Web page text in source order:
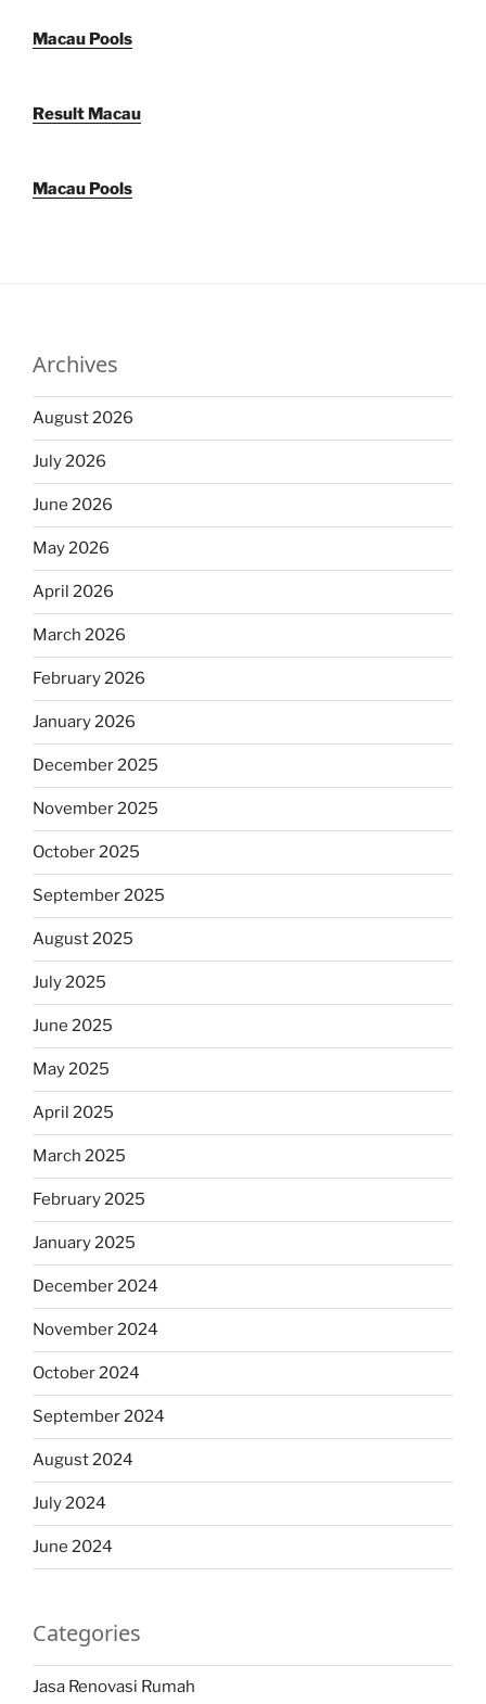
Macau Pools
Result Macau
Macau Pools
Archives
August 2026
July 2026
June 2026
May 2026
April 2026
March 2026
February 2026
January 2026
December 2025
November 2025
October 2025
September 2025
August 2025
July 2025
June 2025
May 2025
April 2025
March 2025
February 2025
January 2025
December 2024
November 2024
October 2024
September 2024
August 2024
July 2024
June 2024
Categories
Jasa Renovasi Rumah